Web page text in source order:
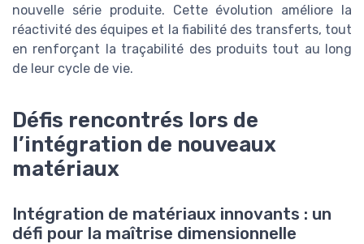
nouvelle série produite. Cette évolution améliore la
réactivité des équipes et la fiabilité des transferts, tout
en renforçant la traçabilité des produits tout au long
de leur cycle de vie.
Défis rencontrés lors de
l’intégration de nouveaux
matériaux
Intégration de matériaux innovants : un
défi pour la maîtrise dimensionnelle